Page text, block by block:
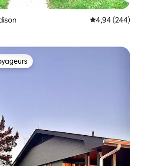
Évaluation
4,94 (244)
les plus appréciés